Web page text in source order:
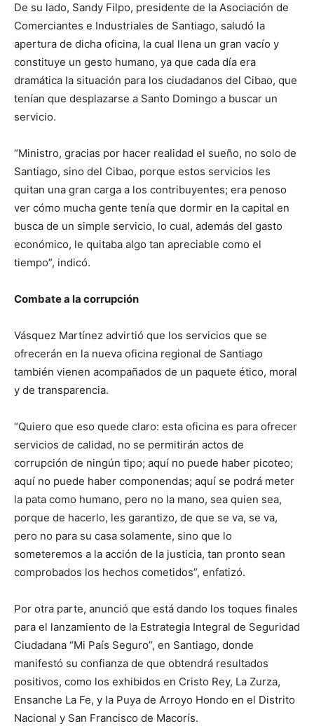
De su lado, Sandy Filpo, presidente de la Asociación de
Comerciantes e Industriales de Santiago, saludó la
apertura de dicha oficina, la cual llena un gran vacío y
constituye un gesto humano, ya que cada día era
dramática la situación para los ciudadanos del Cibao, que
tenían que desplazarse a Santo Domingo a buscar un
servicio.
“Ministro, gracias por hacer realidad el sueño, no solo de
Santiago, sino del Cibao, porque estos servicios les
quitan una gran carga a los contribuyentes; era penoso
ver cómo mucha gente tenía que dormir en la capital en
busca de un simple servicio, lo cual, además del gasto
económico, le quitaba algo tan apreciable como el
tiempo”, indicó.
Combate a la corrupción
Vásquez Martínez advirtió que los servicios que se
ofrecerán en la nueva oficina regional de Santiago
también vienen acompañados de un paquete ético, moral
y de transparencia.
“Quiero que eso quede claro: esta oficina es para ofrecer
servicios de calidad, no se permitirán actos de
corrupción de ningún tipo; aquí no puede haber picoteo;
aquí no puede haber componendas; aquí se podrá meter
la pata como humano, pero no la mano, sea quien sea,
porque de hacerlo, les garantizo, de que se va, se va,
pero no para su casa solamente, sino que lo
someteremos a la acción de la justicia, tan pronto sean
comprobados los hechos cometidos”, enfatizó.
Por otra parte, anunció que está dando los toques finales
para el lanzamiento de la Estrategia Integral de Seguridad
Ciudadana “Mi País Seguro”, en Santiago, donde
manifestó su confianza de que obtendrá resultados
positivos, como los exhibidos en Cristo Rey, La Zurza,
Ensanche La Fe, y la Puya de Arroyo Hondo en el Distrito
Nacional y San Francisco de Macorís.